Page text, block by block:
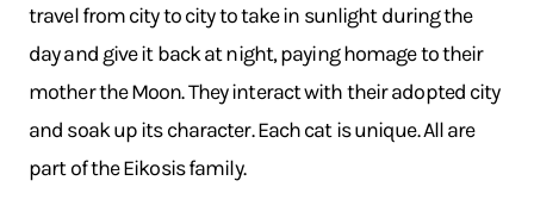
travel from city to city to take in sunlight during the
day and give it back at night, paying homage to their
mother the Moon. They interact with their adopted city
and soak up its character. Each cat is unique. All are
part of the Eikosis family.